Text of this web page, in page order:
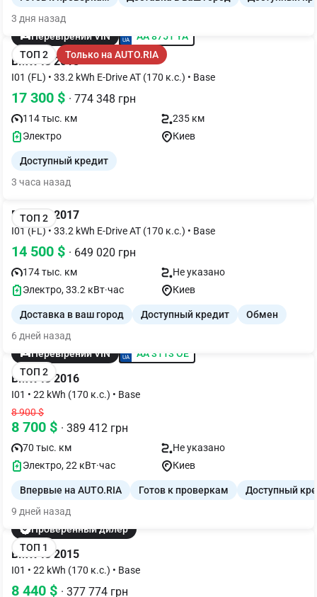
3 дня назад
Перевірений VIN
AA 8751 YA
ТОП 2
Только на AUTO.RIA
BMW I3 2018
I01 (FL) • 33.2 kWh E-Drive AT (170 к.с.) • Base
17 300 $ · 774 348 грн
114 тыс. км
235 км
Электро
Киев
Доступный кредит
3 часа назад
ТОП 2
BMW I3 2017
I01 (FL) • 33.2 kWh E-Drive AT (170 к.с.) • Base
14 500 $ · 649 020 грн
174 тыс. км
Не указано
Электро, 33.2 кВт·час
Киев
Доставка в ваш город Доступный кредит
Обмен
6 дней назад
Перевірений VIN
AA 3113 OE
ТОП 2
BMW I3 2016
I01 • 22 kWh (170 к.с.) • Base
8 900 $
8 700 $ · 389 412 грн
70 тыс. км
Не указано
Электро, 22 кВт·час
Киев
Впервые на AUTO.RIA Готов к проверкам
Доступный
9 дней назад
Проверенный дилер
ТОП 1
BMW I3 2015
I01 • 22 kWh (170 к.с.) • Base
8 440 $ · 377 774 грн